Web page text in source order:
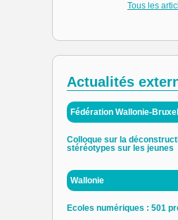
Tous les
Actualités
Fédération Wallonie-
Colloque sur la
stéréotypes sur les jeunes
Wallonie
Ecoles numériques : 501